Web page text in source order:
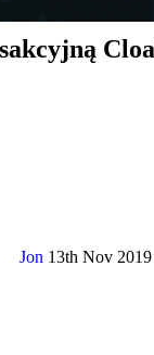
Jon 13th Nov 2019